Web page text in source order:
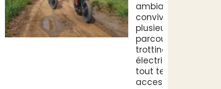
ambiance
conviviale,
plusieurs
parcours en
trottinettes
électriques
tout terrain,
accessible